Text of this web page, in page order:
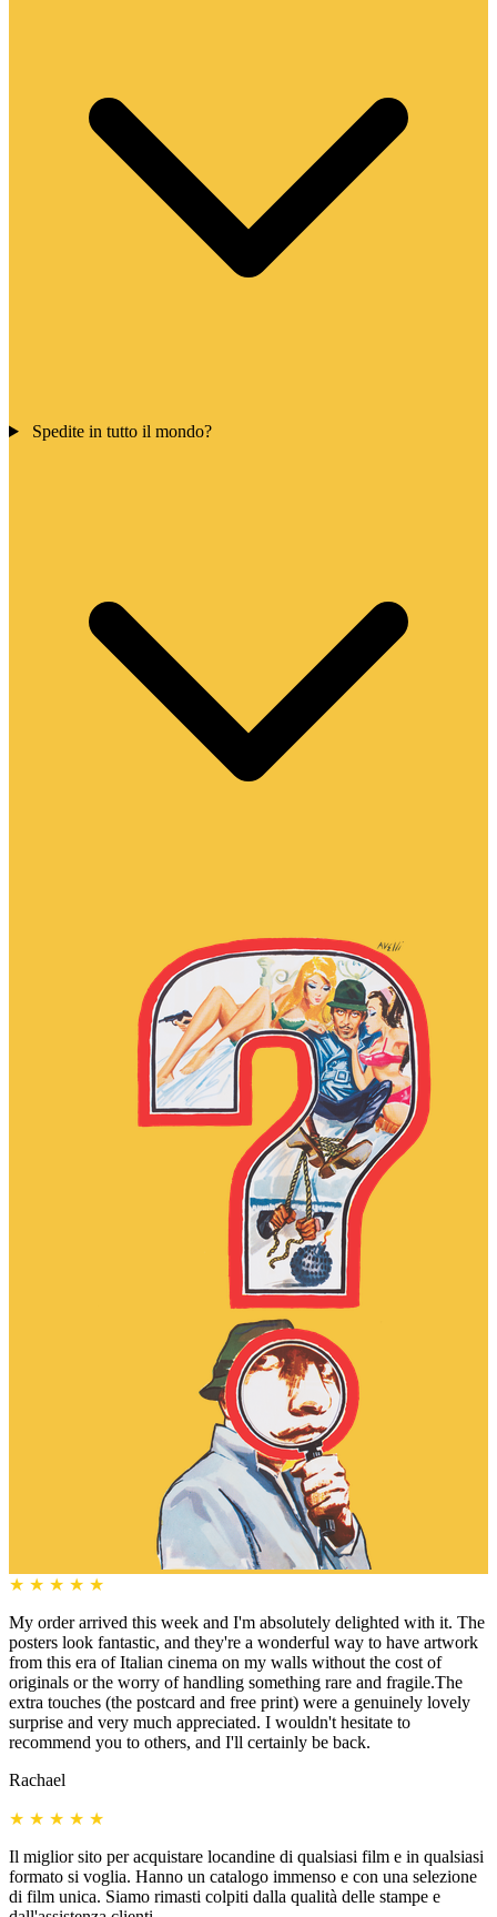
Spedite in tutto il mondo?
★ ★ ★ ★ ★
My order arrived this week and I'm absolutely delighted with it. The
posters look fantastic, and they're a wonderful way to have artwork
from this era of Italian cinema on my walls without the cost of
originals or the worry of handling something rare and fragile.The
extra touches (the postcard and free print) were a genuinely lovely
surprise and very much appreciated. I wouldn't hesitate to
recommend you to others, and I'll certainly be back.
Rachael
★ ★ ★ ★ ★
Il miglior sito per acquistare locandine di qualsiasi film e in qualsiasi
formato si voglia. Hanno un catalogo immenso e con una selezione
di film unica. Siamo rimasti colpiti dalla qualità delle stampe e